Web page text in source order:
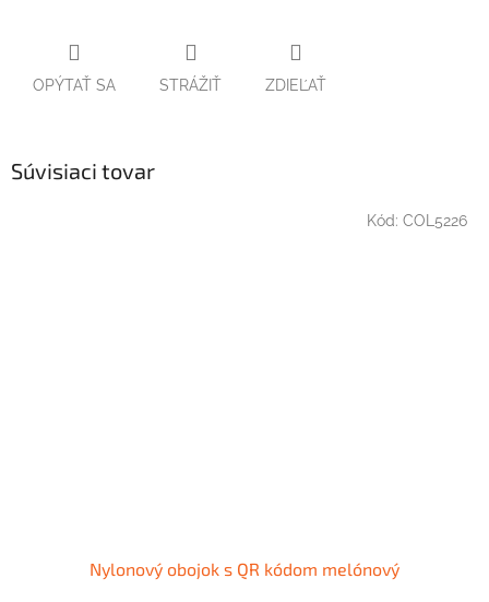
OPÝTAŤ SA STRÁŽIŤ ZDIEĽAŤ
Súvisiaci tovar
Nylonový obojok s QR kódom melónový
Kód: COL5226